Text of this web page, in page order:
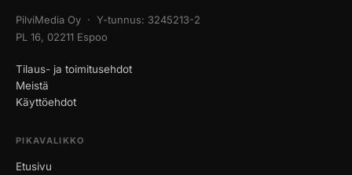
PilviMedia Oy · Y-tunnus: 3245213-2
PL 16, 02211 Espoo
Tilaus- ja toimitusehdot
Meistä
Käyttöehdot
PIKAVALIKKO
Etusivu